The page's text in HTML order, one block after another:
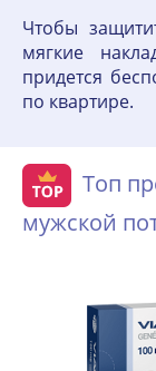
Чтобы
мягкие
придется
по квартире.
Топ
мужской